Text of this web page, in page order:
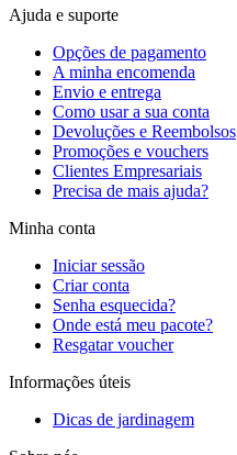
Ajuda e suporte
Opções de pagamento
A minha encomenda
Envio e entrega
Como usar a sua conta
Devoluções e Reembolsos
Promoções e vouchers
Clientes Empresariais
Precisa de mais ajuda?
Minha conta
Iniciar sessão
Criar conta
Senha esquecida?
Onde está meu pacote?
Resgatar voucher
Informações úteis
Dicas de jardinagem